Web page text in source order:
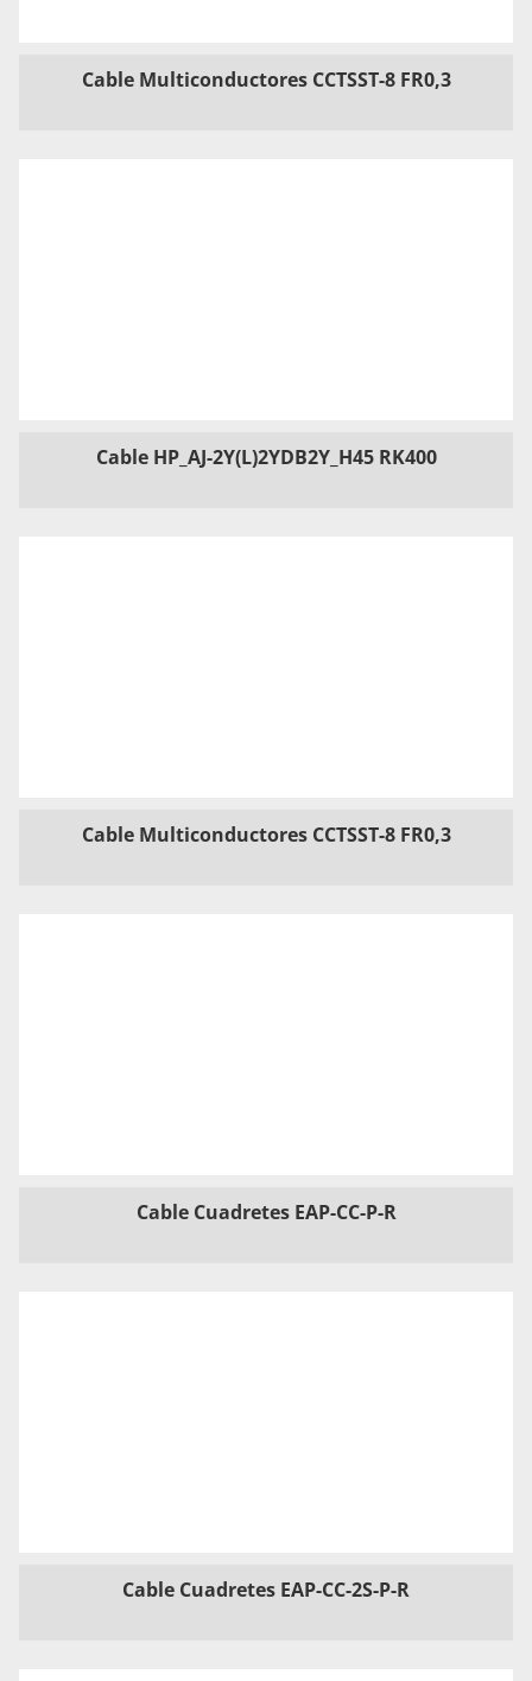
Cable Multiconductores CCTSST-8 FR0,3
Cable HP_AJ-2Y(L)2YDB2Y_H45 RK400
Cable Multiconductores CCTSST-8 FR0,3
Cable Cuadretes EAP-CC-P-R
Cable Cuadretes EAP-CC-2S-P-R